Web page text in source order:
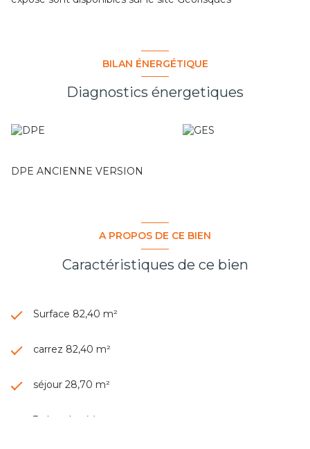
BILAN ÉNERGÉTIQUE
Diagnostics énergetiques
DPE ANCIENNE VERSION
A PROPOS DE CE BIEN
Caractéristiques de ce bien
Surface 82,40 m²
carrez 82,40 m²
séjour 28,70 m²
3 chambre(s)